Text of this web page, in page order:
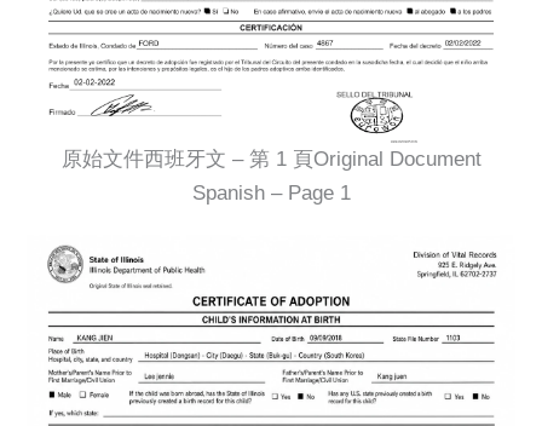
原始文件西班牙文 – 第 1 頁Original Document
Spanish – Page 1